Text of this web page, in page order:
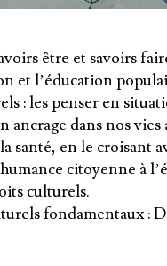
être et savoirs
et l’éducation
: les penser en
dans nos
santé, en le croisant
citoyenne à
culturels.
fondamentaux :